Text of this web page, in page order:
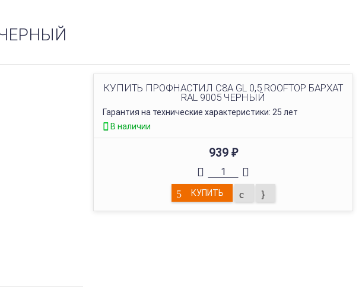
ЧЕРНЫЙ
КУПИТЬ ПРОФНАСТИЛ С8А GL 0,5 ROOFTOP БАРХАТ
RAL 9005 ЧЕРНЫЙ
Гарантия на технические характеристики: 25 лет
В наличии
939 ₽
КУПИТЬ